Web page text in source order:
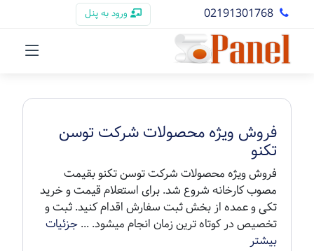
02191301768 ورود به پنل
فروش ویژه محصولات شرکت توسن
تکنو
فروش ویژه محصولات شرکت توسن تکنو بقیمت
مصوب کارخانه شروع شد. برای استعلام قیمت و خرید
تکی و عمده از بخش ثبت سفارش اقدام کنید. ثبت و
تخصیص در کوتاه ترین زمان انجام میشود. ...جزئیات
بیشتر